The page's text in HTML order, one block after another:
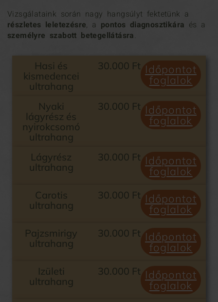
Vizsgálataink során nagy hangsúlyt fektetünk a
részletes leletezésre, a pontos diagnosztikára és a
személyre szabott betegellátásra.
Hasi és
kismedencei
ultrahang
30.000 Ft Időpontot
foglalok
Nyaki
lágyrész és
nyirokcsomó
ultrahang
30.000 Ft Időpontot
foglalok
Lágyrész
ultrahang
30.000 Ft Időpontot
foglalok
Carotis
ultrahang
30.000 Ft Időpontot
foglalok
Pajzsmirigy
ultrahang
30.000 Ft Időpontot
foglalok
Izületi
ultrahang
30.000 Ft Időpontot
foglalok